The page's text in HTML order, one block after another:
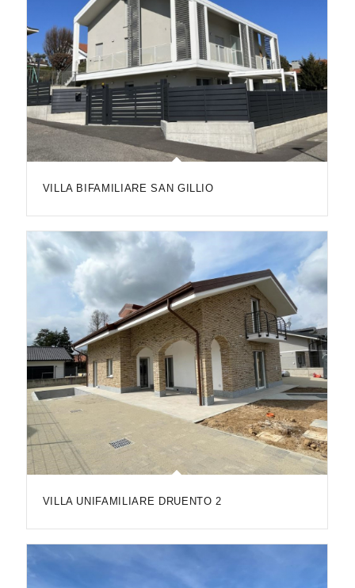
VILLA BIFAMILIARE SAN GILLIO
VILLA UNIFAMILIARE DRUENTO 2